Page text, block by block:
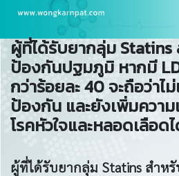
ผู้ที่ได้รับยากลุ่ม Statins
ป้องกันปฐมภูมิ หากมี
กว่าร้อยละ 40 จะถือว่าไ
ป้องกัน และยังเพิ่มควา
โรคหัวใจและหลอดเลือด
ผู้ที่ได้รับยากลุ่ม Statins สำห